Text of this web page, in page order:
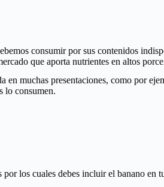
consumir por sus contenidos
que aporta nutrientes en altos
en muchas presentaciones, como por
lo consumen.
los cuales debes incluir el banano